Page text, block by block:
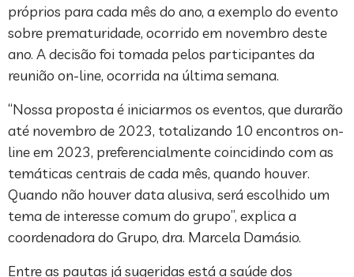
próprios para cada mês do ano, a exemplo do evento
sobre prematuridade, ocorrido em novembro deste
ano. A decisão foi tomada pelos participantes da
reunião on-line, ocorrida na última semana.
“Nossa proposta é iniciarmos os eventos, que durarão
até novembro de 2023, totalizando 10 encontros on-
line em 2023, preferencialmente coincidindo com as
temáticas centrais de cada mês, quando houver.
Quando não houver data alusiva, será escolhido um
tema de interesse comum do grupo”, explica a
coordenadora do Grupo, dra. Marcela Damásio.
Entre as pautas já sugeridas está a saúde dos